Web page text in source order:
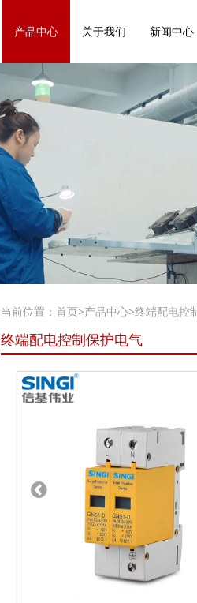
产品中心 关于我们 新闻中心
当前位置： 首页>产品中心>终端配电控
终端配电控制保护电气